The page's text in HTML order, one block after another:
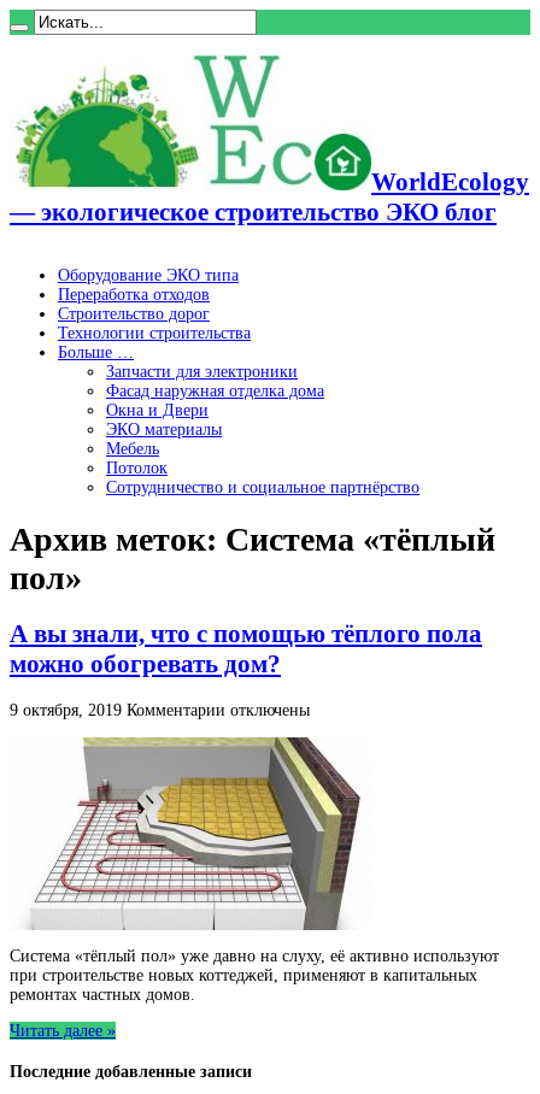
WorldEcology
— экологическое строительство ЭКО блог
Оборудование ЭКО типа
Переработка отходов
Строительство дорог
Технологии строительства
Больше …
Запчасти для электроники
Фасад наружная отделка дома
Окна и Двери
ЭКО материалы
Мебель
Потолок
Сотрудничество и социальное партнёрство
Архив меток: Система «тёплый
пол»
А вы знали, что с помощью тёплого пола
можно обогревать дом?
9 октября, 2019 Комментарии к
А
знали,
что
с
помощью
тёплого
пола
можно
отключены
Система «тёплый пол» уже давно на слуху, её активно используют
при строительстве новых коттеджей, применяют в капитальных
ремонтах частных домов.
Читать далее »
Последние добавленные записи